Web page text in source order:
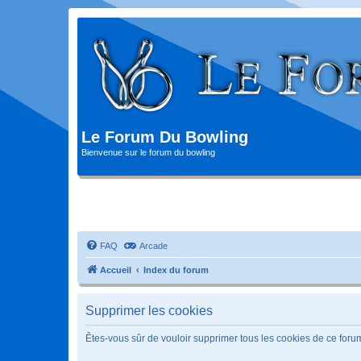
Le Forum Du Bowling
Bienvenue sur le forum du bowling
FAQ Arcade
Accueil Index du forum
Supprimer les cookies
Êtes-vous sûr de vouloir supprimer tous les cookies de ce